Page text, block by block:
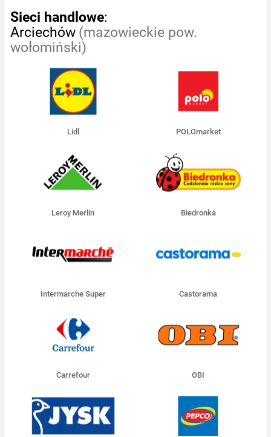
Sieci handlowe:
Arciechów (mazowieckie pow.
wołomiński)
Lidl POLOmarket
Leroy Merlin Biedronka
Intermarche Super Castorama
Carrefour OBI